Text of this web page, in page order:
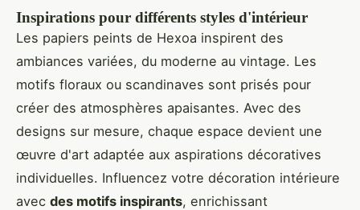
Inspirations pour différents styles d'intérieur
Les papiers peints de Hexoa inspirent des
ambiances variées, du moderne au vintage. Les
motifs floraux ou scandinaves sont prisés pour
créer des atmosphères apaisantes. Avec des
designs sur mesure, chaque espace devient une
œuvre d'art adaptée aux aspirations décoratives
individuelles. Influencez votre décoration intérieure
avec des motifs inspirants, enrichissant